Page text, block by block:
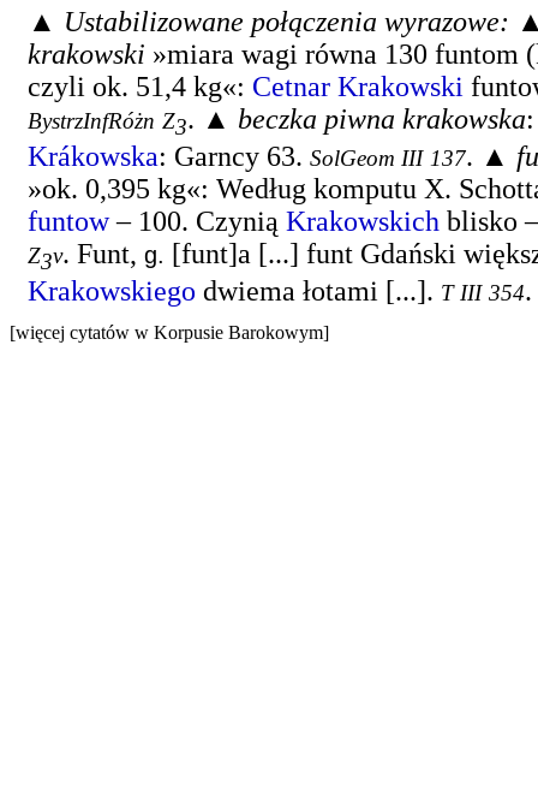
▲ Ustabilizowane połączenia wyrazowe:
krakowski »miara wagi równa 130 funtom
czyli ok. 51,4 kg«: Cetnar Krakowski
BystrzInfRóżn Z3. ▲ beczka piwna krakowska
Krákowska: Garncy 63. SolGeom III 137. ▲
»ok. 0,395 kg«: Według komputu X.
funtow– 100. Czynią Krakowskich blisko
Z3v. Funt, g. [funt]a [...] funt Gdański
Krakowskiego dwiema łotami [...]. T III 354.
[więcej cytatów w Korpusie Barokowym]